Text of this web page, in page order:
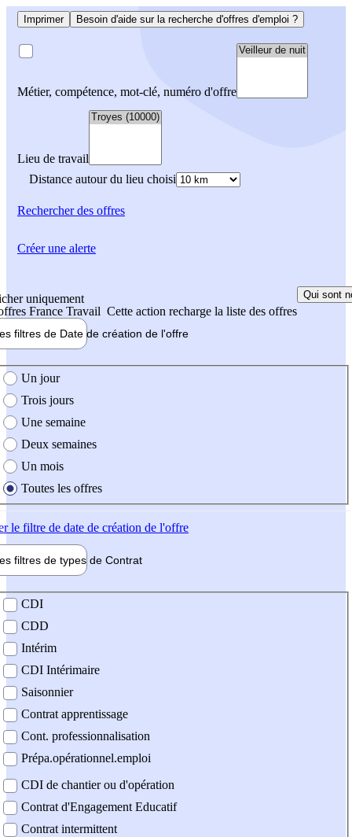
Imprimer Besoin d'aide sur la recherche d'offres d'emploi ?
Métier, compétence, mot-clé, numéro d'offre
Lieu de travail
Distance autour du lieu choisi
Rechercherdes offres
uniquement
France Travail Cette action recharge la liste des offres
Qui sont
filtres de Date de création de l'offre
création de l'offre
Un jour
Trois jours
Une semaine
Deux semaines
Un mois
Toutes les offres
le filtre de date de création de l'offre
filtres de types de Contrat
contrat
CDI
CDD
Intérim
CDI Intérimaire
Saisonnier
Contrat apprentissage
Cont. professionnalisation
Prépa.opérationnel.emploi
CDI de chantier ou d'opération
Contrat d'Engagement Educatif
Contrat intermittent
Créer une alerte